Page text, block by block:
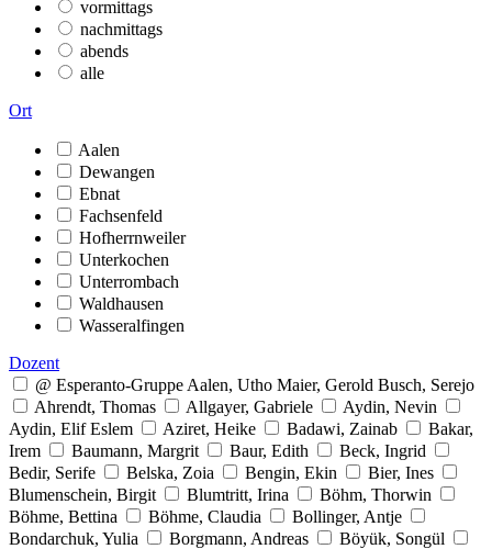
vormittags
nachmittags
abends
alle
Ort
Aalen
Dewangen
Ebnat
Fachsenfeld
Hofherrnweiler
Unterkochen
Unterrombach
Waldhausen
Wasseralfingen
Dozent
@ Esperanto-Gruppe Aalen, Utho Maier, Gerold Busch, Serejo
Ahrendt, Thomas
Allgayer, Gabriele
Aydin, Nevin
Aydin, Elif Eslem
Aziret, Heike Badawi, Zainab
Bakar,
Irem
Baumann, Margrit Baur, Edith
Beck, Ingrid
Bedir, Serife
Belska, Zoia Bengin, Ekin
Bier, Ines
Blumenschein, Birgit
Blumtritt, Irina
Böhm, Thorwin
Böhme, Bettina
Böhme, Claudia
Bollinger, Antje
Bondarchuk, Yulia
Borgmann, Andreas
Böyük, Songül